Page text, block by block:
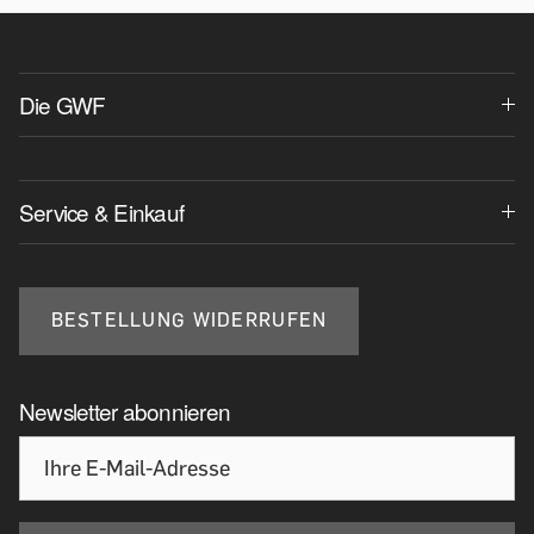
Die GWF
Service & Einkauf
BESTELLUNG WIDERRUFEN
Newsletter abonnieren